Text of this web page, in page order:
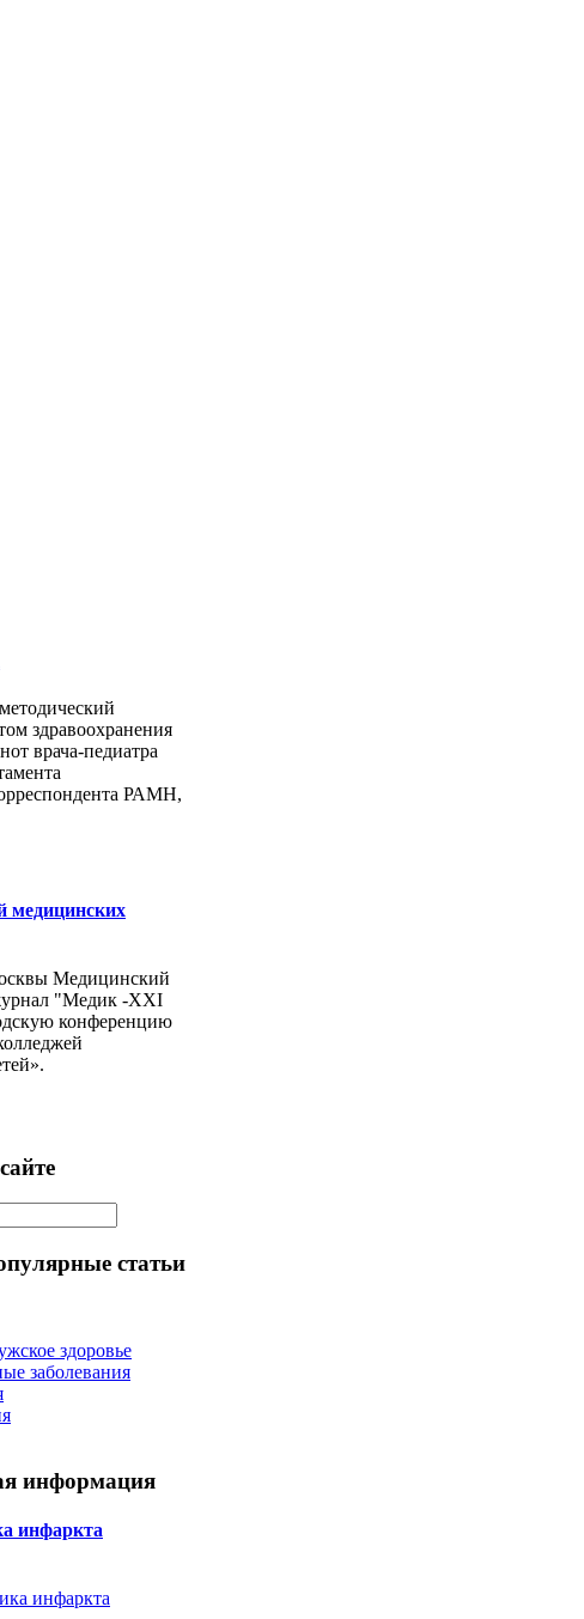
здравоохранения
врача-педиатра
РАМН,
медицинских
Медицинский
"Медик -ХХI
конференцию
статьи
здоровье
заболевания
информация
инфаркта